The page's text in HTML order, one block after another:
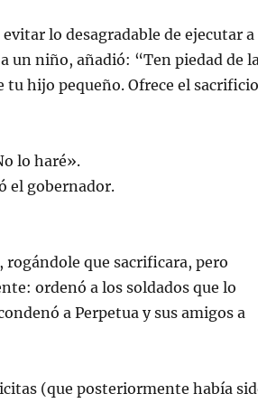
lo desagradable de ejecutar a
un niño, añadió: “Ten piedad de
tu hijo pequeño. Ofrece el sacrificio
lo haré».
el gobernador.
que sacrificara, pero
ordenó a los soldados que lo
a Perpetua y sus amigos a
(que posteriormente había